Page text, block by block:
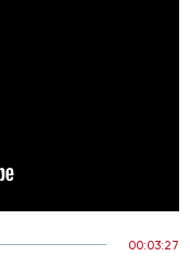
00:03:27